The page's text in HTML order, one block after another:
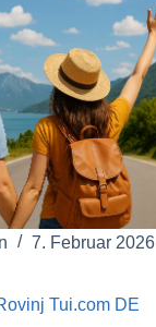
7. Februar 2026
Tui.com DE